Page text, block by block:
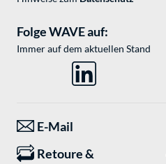
Folge WAVE auf:
Immer auf dem aktuellen Stand
E-Mail
Retoure &